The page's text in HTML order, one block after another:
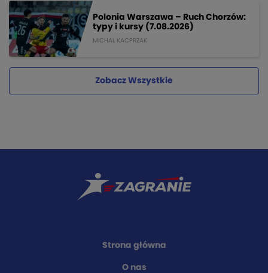
Polonia Warszawa – Ruch Chorzów:
typy i kursy (7.08.2026)
MICHAL KACPRZAK
Zobacz Wszystkie
Strona główna
O nas